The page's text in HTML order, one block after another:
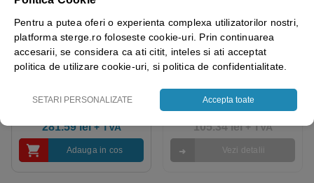
ROLA LAVETE
INDUSTRIALE HARTIE 3
281.59lei + TVA
Adauga in cos
ROLA LAVETE
INDUSTRIALE HARTIE 2
105.34lei + TVA
Vezi detalii
Pentru a putea oferi o experienta complexa utilizatorilor nostri,
platforma sterge.ro foloseste cookie-uri. Prin continuarea
accesarii, se considera ca ati citit, inteles si ati acceptat
politica de utilizare cookie-uri, si politica de confidentialitate.
SETARI PERSONALIZATE Accepta toate